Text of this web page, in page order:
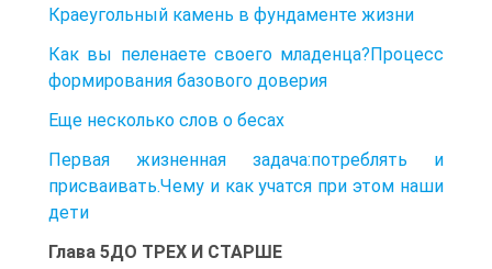
Краеугольный камень в фундаменте жизни
Как вы пеленаете своего младенца?Процесс
формирования базового доверия
Еще несколько слов о бесах
Первая жизненная задача:потреблять и
присваивать.Чему и как учатся при этом наши
дети
Глава 5ДО ТРЕХ И СТАРШЕ